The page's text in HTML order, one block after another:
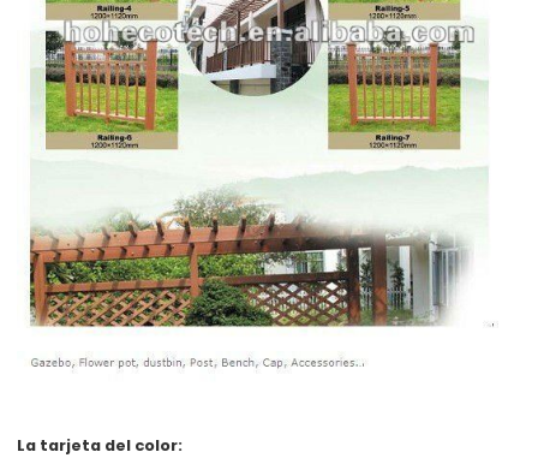
La tarjeta del color: